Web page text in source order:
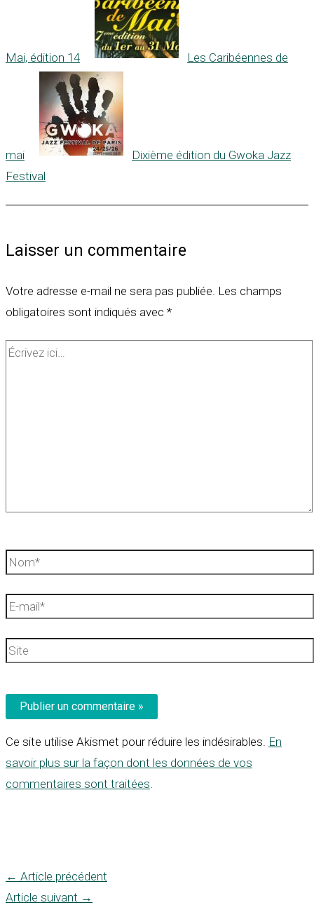
Mai, édition 14 Les Caribéennes de
mai
Dixième édition du Gwoka Jazz
Festival
Laisser un commentaire
Votre adresse e-mail ne sera pas publiée. Les champs
obligatoires sont indiqués avec *
Écrivez
Nom*
E-
Site
Ce site utilise Akismet pour réduire les indésirables. En
savoir plus sur la façon dont les données de vos
commentaires sont traitées
← Article précédent
Article suivant →